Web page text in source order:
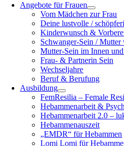
Angebote für Frauen
Vom Mädchen zur Frau
Deine lustvolle /
Kinderwunsch &
Schwanger-Sein / Mutter
Mutter-Sein im Innen
Frau- & Partnerin Sein
Wechseljahre
Beruf & Berufung
Ausbildung
FemResilia – Female
Hebammenarbeit &
Hebammenarbeit 2.0 –
Hebammenauszeit
„EMDR“ für Hebammen
Lomi Lomi für